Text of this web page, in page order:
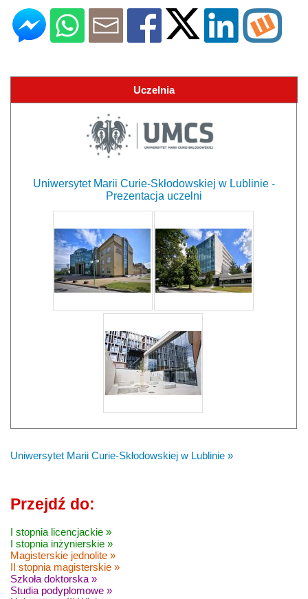
Uczelnia
Uniwersytet Marii Curie-Skłodowskiej w Lublinie -
Prezentacja uczelni
Uniwersytet Marii Curie-Skłodowskiej w Lublinie »
Przejdź do:
I stopnia licencjackie »
I stopnia inżynierskie »
Magisterskie jednolite »
II stopnia magisterskie »
Szkoła doktorska »
Studia podyplomowe »